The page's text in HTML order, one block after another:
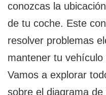
conozcas la
de tu coche. Este
resolver problemas
mantener tu
Vamos a explorar
sobre el diagrama